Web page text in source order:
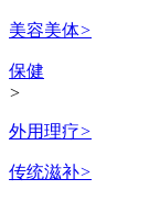
美容美体>
保健
>
外用理疗>
传统滋补>